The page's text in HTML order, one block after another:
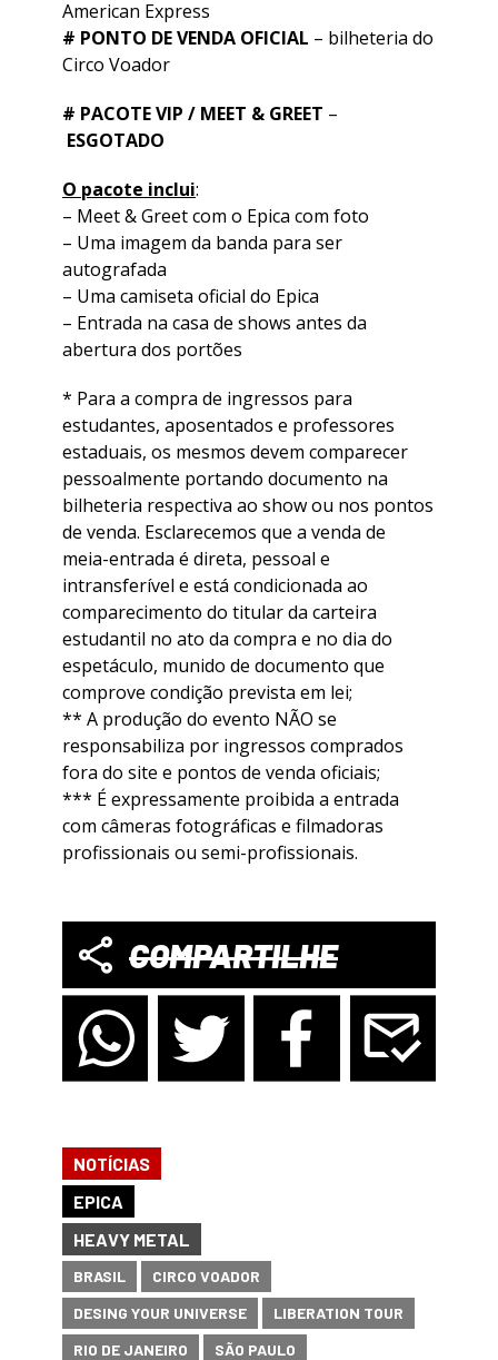
American Express
# PONTO DE VENDA OFICIAL – bilheteria do
Circo Voador
# PACOTE VIP / MEET & GREET –
ESGOTADO
O pacote inclui:
– Meet & Greet com o Epica com foto
– Uma imagem da banda para ser
autografada
– Uma camiseta oficial do Epica
– Entrada na casa de shows antes da
abertura dos portões
* Para a compra de ingressos para
estudantes, aposentados e professores
estaduais, os mesmos devem comparecer
pessoalmente portando documento na
bilheteria respectiva ao show ou nos pontos
de venda. Esclarecemos que a venda de
meia-entrada é direta, pessoal e
intransferível e está condicionada ao
comparecimento do titular da carteira
estudantil no ato da compra e no dia do
espetáculo, munido de documento que
comprove condição prevista em lei;
** A produção do evento NÃO se
responsabiliza por ingressos comprados
fora do site e pontos de venda oficiais;
*** É expressamente proibida a entrada
com câmeras fotográficas e filmadoras
profissionais ou semi-profissionais.
COMPARTILHE
NOTÍCIAS
EPICA
HEAVY METAL
BRASIL
CIRCO VOADOR
DESING YOUR UNIVERSE
LIBERATION TOUR
RIO DE JANEIRO
SÃO PAULO